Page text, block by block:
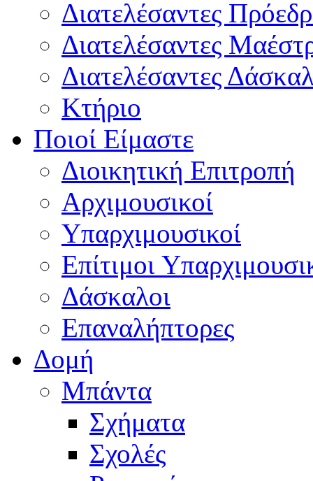
Διατελέσαντες
Διατελέσαντες
Διατελέσαντες
Κτήριο
Ποιοί Είμαστε
Διοικητική Επιτροπή
Aρχιμουσικοί
Υπαρχιμουσικοί
Επίτιμοι
Δάσκαλοι
Επαναλήπτορες
Δομή
Μπάντα
Σχήματα
Σχολές